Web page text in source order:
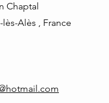
Chaptal
Alès , France